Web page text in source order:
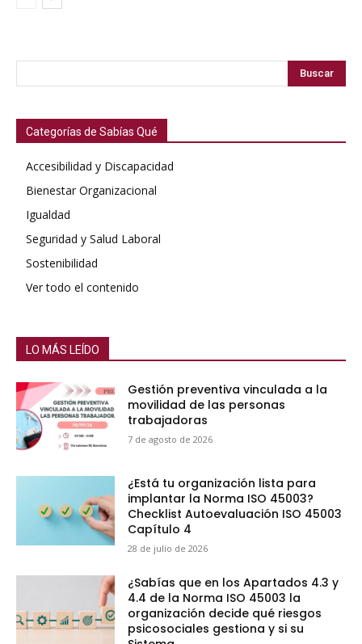
Buscar
Categorías de Sabías Qué
Accesibilidad y Discapacidad
Bienestar Organizacional
Igualdad
Seguridad y Salud Laboral
Sostenibilidad
Ver todo el contenido
LO MÁS LEÍDO
Gestión preventiva vinculada a la
movilidad de las personas
trabajadoras
7 de agosto de 2026
¿Está tu organización lista para
implantar la Norma ISO 45003?
Checklist Autoevaluación ISO 45003
Capítulo 4
28 de julio de 2026
¿Sabías que en los Apartados 4.3 y
4.4 de la Norma ISO 45003 la
organización decide qué riesgos
psicosociales gestiona y si su